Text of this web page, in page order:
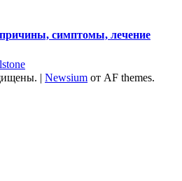
симптомы, лечение
Newsium от AF themes.